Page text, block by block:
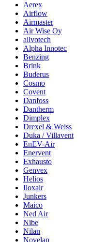
Aerex
Airflow
Airmaster
Air Wise Oy
allvotech
Alpha Innotec
Benzing
Brink
Buderus
Cosmo
Covent
Danfoss
Dantherm
Dimplex
Drexel & Weiss
Duka / Villavent
EnEV-Air
Enervent
Exhausto
Genvex
Helios
Iloxair
Junkers
Maico
Ned Air
Nibe
Nilan
Novelan